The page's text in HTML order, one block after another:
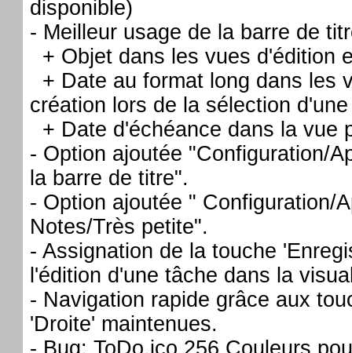
disponible)
- Meilleur usage de la barre de
+ Objet dans les vues d'édition
+ Date au format long dans les
création lors de la sélection
+ Date d'échéance dans la vue
- Option ajoutée "Configuration/
la barre de titre".
- Option ajoutée " Configuration/
Notes/Très petite".
- Assignation de la touche
l'édition d'une tâche dans la
- Navigation rapide grâce aux
'Droite' maintenues.
- Bug: ToDo.ico 256 Couleurs